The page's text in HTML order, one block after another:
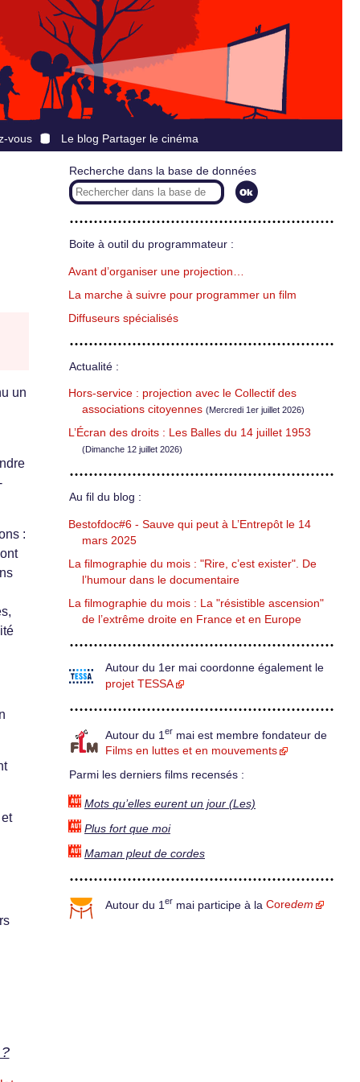
vous Le blog Partager le cinéma
un
:
Recherche dans la base de données
Boite à outil du programmateur :
Avant d’organiser une projection…
La marche à suivre pour programmer un film
Diffuseurs spécialisés
Actualité :
Hors-service : projection avec le Collectif des
associations citoyennes (Mercredi 1er juillet 2026)
L’Écran des droits : Les Balles du 14 juillet 1953
(Dimanche 12 juillet 2026)
Au fil du blog :
Bestofdoc#6 - Sauve qui peut à L’Entrepôt le 14
mars 2025
La filmographie du mois : "Rire, c’est exister". De
l’humour dans le documentaire
La filmographie du mois : La "résistible ascension"
de l’extrême droite en France et en Europe
Autour du 1er mai coordonne également le
projet TESSA
Autour du 1 er mai est membre fondateur de
Films en luttes et en mouvements
Parmi les derniers films recensés :
Mots qu’elles eurent un jour (Les)
Plus fort que moi
Maman pleut de cordes
Autour du 1 er mai participe à la Coredem